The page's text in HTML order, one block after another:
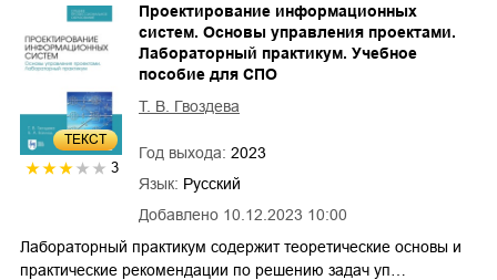
ТЕКСТ
3
Добавлено 10.12.2023 10:00
Проектирование информационных
систем. Основы управления проектами.
Лабораторный практикум. Учебное
пособие для СПО
Т. В. Гвоздева
Год выхода: 2023
Язык: Русский
Лабораторный практикум содержит теоретические основы и
практические рекомендации по решению задач уп…